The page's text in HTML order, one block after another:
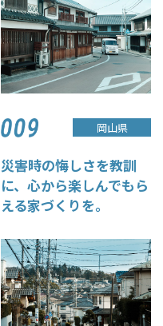
岡山県
災害時の悔しさを教訓
に、心から楽しんでもら
える家づくりを。